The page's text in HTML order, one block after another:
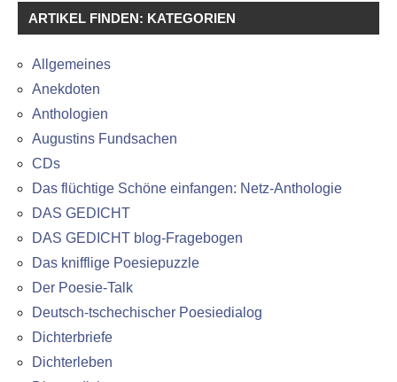
ARTIKEL FINDEN: KATEGORIEN
Allgemeines
Anekdoten
Anthologien
Augustins Fundsachen
CDs
Das flüchtige Schöne einfangen: Netz-Anthologie
DAS GEDICHT
DAS GEDICHT blog-Fragebogen
Das knifflige Poesiepuzzle
Der Poesie-Talk
Deutsch-tschechischer Poesiedialog
Dichterbriefe
Dichterleben